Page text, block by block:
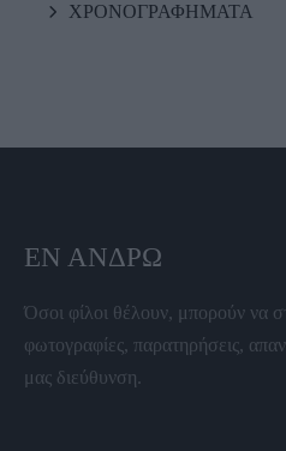
ΧΡΟΝΟΓΡΑΦΗΜΑΤΑ
ΕΝ ΆΝΔΡΩ
Όσοι φίλοι θέλουν, μπορούν να
φωτογραφίες, παρατηρήσεις,
μας διεύθυνση.